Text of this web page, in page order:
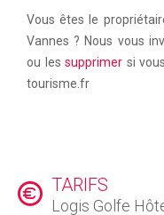
Vous êtes le
Vannes ? Nous vous
ou lessupprimer si
tourisme.fr
TARIFS
Logis Golfe